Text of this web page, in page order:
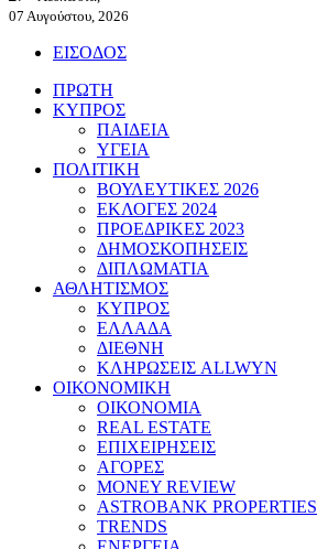
07 Αυγούστου, 2026
ΕΙΣΟΔΟΣ
ΠΡΩΤΗ
ΚΥΠΡΟΣ
ΠΑΙΔΕΙΑ
ΥΓΕΙΑ
ΠΟΛΙΤΙΚΗ
ΒΟΥΛΕΥΤΙΚΕΣ 2026
ΕΚΛΟΓΕΣ 2024
ΠΡΟΕΔΡΙΚΕΣ 2023
ΔΗΜΟΣΚΟΠΗΣΕΙΣ
ΔΙΠΛΩΜΑΤΙΑ
ΑΘΛΗΤΙΣΜΟΣ
ΚΥΠΡΟΣ
ΕΛΛΑΔΑ
ΔΙΕΘΝΗ
ΚΛΗΡΩΣΕΙΣ ALLWYN
ΟΙΚΟΝΟΜΙΚΗ
ΟΙΚΟΝΟΜΙΑ
REAL ESTATE
ΕΠΙΧΕΙΡΗΣΕΙΣ
ΑΓΟΡΕΣ
MONEY REVIEW
ASTROBANK PROPERTIES
TRENDS